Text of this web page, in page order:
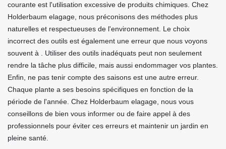
courante est l'utilisation excessive de produits chimiques. Chez
Holderbaum elagage, nous préconisons des méthodes plus
naturelles et respectueuses de l'environnement. Le choix
incorrect des outils est également une erreur que nous voyons
souvent à . Utiliser des outils inadéquats peut non seulement
rendre la tâche plus difficile, mais aussi endommager vos plantes.
Enfin, ne pas tenir compte des saisons est une autre erreur.
Chaque plante a ses besoins spécifiques en fonction de la
période de l'année. Chez Holderbaum elagage, nous vous
conseillons de bien vous informer ou de faire appel à des
professionnels pour éviter ces erreurs et maintenir un jardin en
pleine santé.